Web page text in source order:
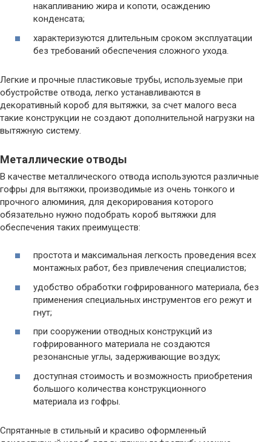
накапливанию жира и копоти, осаждению
конденсата;
характеризуются длительным сроком эксплуатации
без требований обеспечения сложного ухода.
Легкие и прочные пластиковые трубы, используемые при
обустройстве отвода, легко устанавливаются в
декоративный короб для вытяжки, за счет малого веса
такие конструкции не создают дополнительной нагрузки на
вытяжную систему.
Металлические отводы
В качестве металлического отвода используются различные
гофры для вытяжки, производимые из очень тонкого и
прочного алюминия, для декорирования которого
обязательно нужно подобрать короб вытяжки для
обеспечения таких преимуществ:
простота и максимальная легкость проведения всех
монтажных работ, без привлечения специалистов;
удобство обработки гофрированного материала, без
применения специальных инструментов его режут и
гнут;
при сооружении отводных конструкций из
гофрированного материала не создаются
резонансные углы, задерживающие воздух;
доступная стоимость и возможность приобретения
большого количества конструкционного
материала из гофры.
Спрятанные в стильный и красиво оформленный